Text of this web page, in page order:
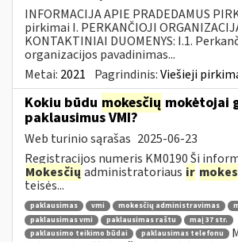
INFORMACIJA APIE PRADEDAMUS
pirkimai I. PERKANČIOJI
KONTAKTINIAI DUOMENYS: I.1.
organizacijos pavadinimas...
Metai: 2021 Pagrindinis:Viešieji
Kokiu būdu mokesčių mokėtojai
paklausimus VMI?
Web turinio sąrašas 2025-06-23
Registracijos numeris KM0190 Ši
Mokesčių administratoriaus ir
teisės...
paklausimas vmi mokesčių administravimas
paklausimas vmi
paklausimas raštu
maį 37 str.
paklausimo teikimo būdai
paklausimas telefonu